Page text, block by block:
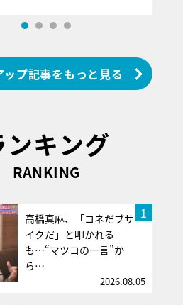
ップ記事をもっと見る
ンキング
RANKING
1
高橋真麻、「コネだブサ
イクだ」と叩かれる
も…“マツコの一言”か
ら…
2026.08.05